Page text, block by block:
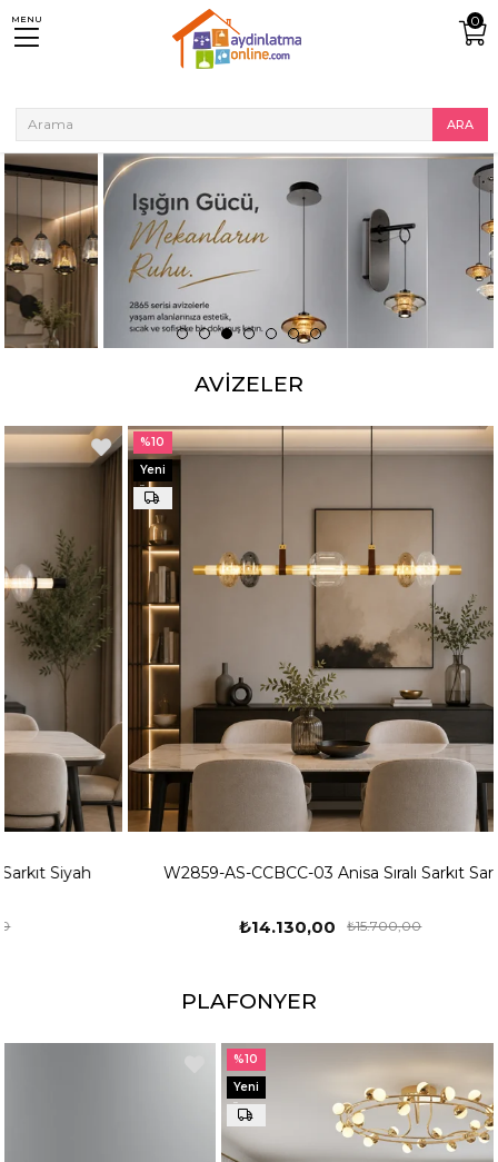
0
MENU
AVIZELER
W2859-AS-CCBCC-03 Anisa Sıralı Sarkıt Sarı
₺14.130,00 ₺15.700,00
%10
Yeni
%10
PLAFONYER
Yeni
Ürün